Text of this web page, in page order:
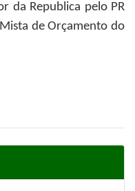
da Republica pelo PR
de Orçamento do